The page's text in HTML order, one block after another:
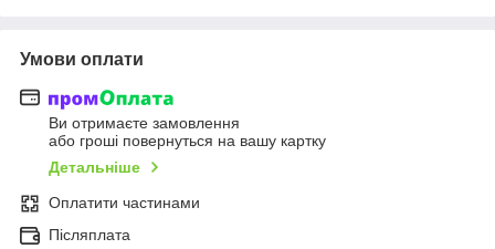
Умови оплати
Ви отримаєте замовлення
або гроші повернуться на вашу картку
Детальніше
Оплатити частинами
Післяплата